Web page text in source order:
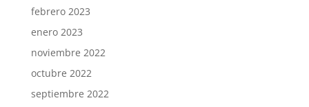
febrero 2023
enero 2023
noviembre 2022
octubre 2022
septiembre 2022